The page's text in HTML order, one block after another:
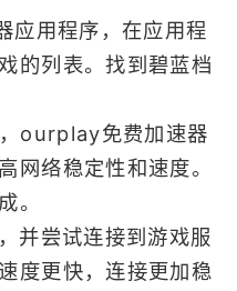
用程序，在应用程
的列表。找到碧蓝档
ourplay免费加速器
网络稳定性和速度。
。
并尝试连接到游戏服
度更快，连接更加稳